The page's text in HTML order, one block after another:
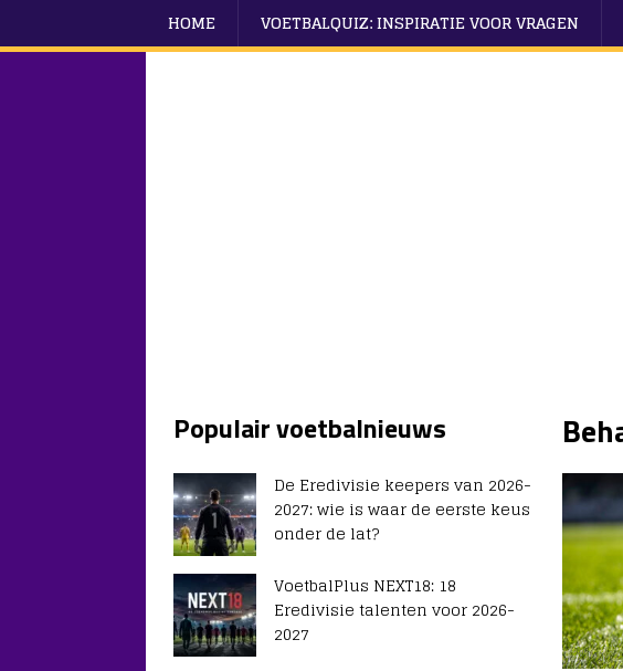
HOME VOETBALQUIZ: INSPIRATIE VOOR VRAGEN
Populair voetbalnieuws
De Eredivisie keepers van 2026-
2027: wie is waar de eerste keus
onder de lat?
VoetbalPlus NEXT18: 18
Eredivisie talenten voor 2026-
2027